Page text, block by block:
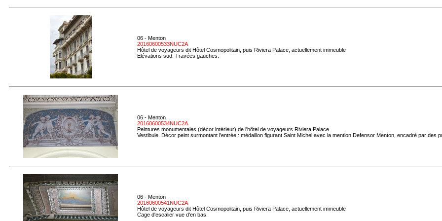
06 - Menton
20160600533NUC2A
Hôtel de voyageurs dit Hôtel Cosmopolitain, puis Riviera Palace, actuellement immeuble
Elévations sud. Travées gauches.
06 - Menton
20160600534NUC2A
Peintures monumentales (décor intérieur) de l'hôtel de voyageurs Riviera Palace
Vestibule. Décor peint surmontant l'entrée : médaillon figurant Saint Michel avec la mention Defensor Menton, encadré par des
06 - Menton
20160600541NUC2A
Hôtel de voyageurs dit Hôtel Cosmopolitain, puis Riviera Palace, actuellement immeuble
Cage d'escalier vue d'en bas.